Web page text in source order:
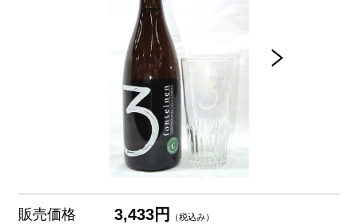
販売価格 3,433円 （税込み）